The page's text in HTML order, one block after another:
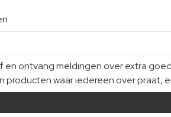
en ontvang meldingen over extra
producten waar iedereen over praat,